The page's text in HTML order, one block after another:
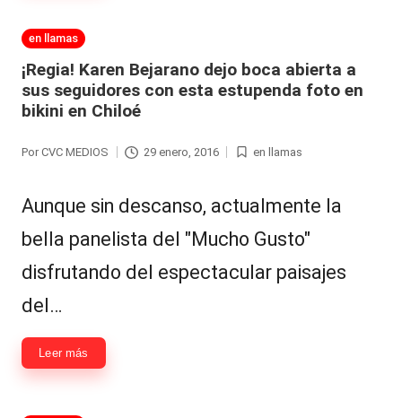
á
n
d
ul
C
hi
le
n
🔥
R
Hermano
-
Tendencias
-
Tv
y
redes
-
lacvc.com
Publicada
en llamas
¡Regia! Karen Bejarano dejo boca abierta a
sus seguidores con esta estupenda foto en
bikini en Chiloé
Por CVC MEDIOS 29 enero, 2016
Publicada
en llamas
Aunque sin descanso, actualmente la
bella panelista del "Mucho Gusto"
disfrutando del espectacular paisajes
del…
Leer más